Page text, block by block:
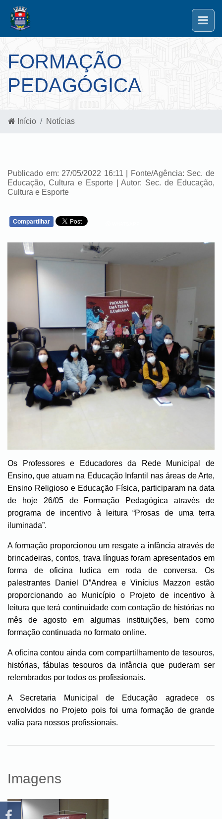
FORMAÇÃO
PEDAGÓGICA
Início Notícias
Publicado em: 27/05/2022 16:11 | Fonte/Agência: Sec. de
Educação, Cultura e Esporte | Autor: Sec. de Educação,
Cultura e Esporte
Compartilhar
Os Professores e Educadores da Rede Municipal de
Ensino, que atuam na Educação Infantil nas áreas de Arte,
Ensino Religioso e Educação Física, participaram na data
de hoje 26/05 de Formação Pedagógica através de
programa de incentivo à leitura “Prosas de uma terra
iluminada”.
A formação proporcionou um resgate a infância através de
brincadeiras, contos, trava línguas foram apresentados em
forma de oficina ludica em roda de conversa. Os
palestrantes Daniel D”Andrea e Vinícius Mazzon estão
proporcionando ao Município o Projeto de incentivo à
leitura que terá continuidade com contação de histórias no
mês de agosto em algumas instituições, bem como
formação continuada no formato online.
A oficina contou ainda com compartilhamento de tesouros,
histórias, fábulas tesouros da infância que puderam ser
relembrados por todos os profissionais.
A Secretaria Municipal de Educação agradece os
envolvidos no Projeto pois foi uma formação de grande
valia para nossos profissionais.
Imagens